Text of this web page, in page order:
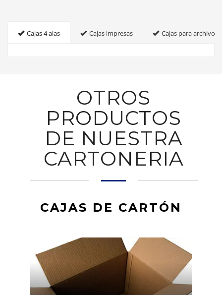
Cajas 4 alas Cajas impresas Cajas para archivo
OTROS
PRODUCTOS
DE NUESTRA
CARTONERIA
CAJAS DE CARTÓN